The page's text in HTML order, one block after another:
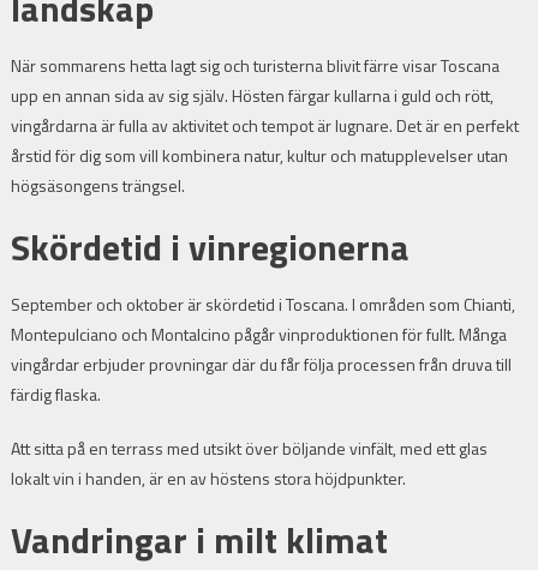
När sommarens hetta lagt sig och turisterna blivit färre visar Toscana
upp en annan sida av sig själv. Hösten färgar kullarna i guld och rött,
vingårdarna är fulla av aktivitet och tempot är lugnare. Det är en perfekt
årstid för dig som vill kombinera natur, kultur och matupplevelser utan
högsäsongens trängsel.
Skördetid i vinregionerna
September och oktober är skördetid i Toscana. I områden som Chianti,
Montepulciano och Montalcino pågår vinproduktionen för fullt. Många
vingårdar erbjuder provningar där du får följa processen från druva till
färdig flaska.
Att sitta på en terrass med utsikt över böljande vinfält, med ett glas
lokalt vin i handen, är en av höstens stora höjdpunkter.
Vandringar i milt klimat